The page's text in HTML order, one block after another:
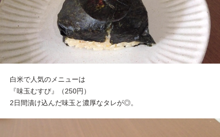
白米で人気のメニューは
『味玉むすび』（250円）
2日間漬け込んだ味玉と濃厚なタレが◎。